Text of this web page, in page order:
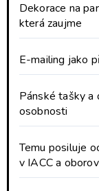
Dekorace na
která zaujme
E-mailing jako
Pánské tašky a
osobnosti
Temu posiluje
v IACC a